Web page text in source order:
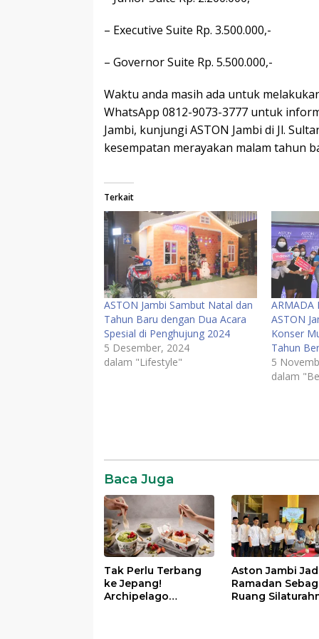
– Executive Suite Rp. 3.500.000,-
– Governor Suite Rp. 5.500.000,-
Waktu anda masih ada untuk
WhatsApp 0812-9073-3777 untuk
Jambi, kunjungi ASTON Jambi di Jl.
kesempatan merayakan malam tahun
Terkait
ASTON Jambi Sambut Natal dan
Tahun Baru dengan Dua Acara
Spesial di Penghujung 2024
5 Desember, 2024
dalam "Lifestyle"
ARMADA
ASTON
Konser
Tahun
5
dalam
Viral
Baca Juga
Tak Perlu Terbang
ke Jepang!
Archipelago
Aston Jambi
Ramadan
Ruang